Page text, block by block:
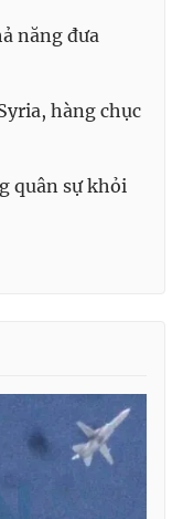
số 483/GP-BTTTT
Quốc Thắng,
932
năng đưa
hàng chục
quân sự khỏi